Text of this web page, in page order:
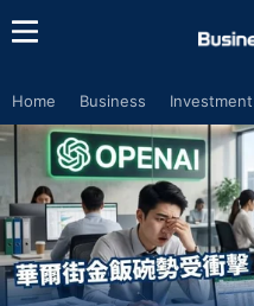
Home Business Investment